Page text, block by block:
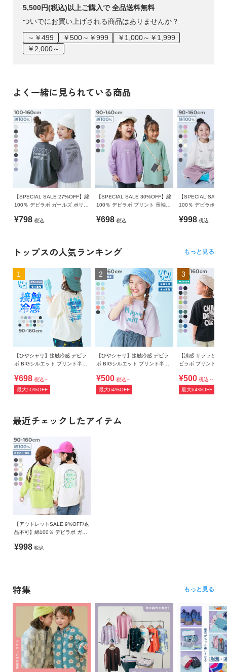
5,500円(税込)以上ご購入で 全品送料無料
ついでにお買い上げされる商品はありませんか？
～￥499
￥500～￥999
￥1,000～￥1,999
￥2,000～
よく一緒に見られている商品
【SPECIAL SALE 27%OFF】綿
100％ デビラボ ガールズ ボリュ
袖Ｔシャツ
¥798 税込
【SPECIAL SALE 30%OFF】綿
100％ デビラボ プリント 長袖チ
¥698 税込
【SPECIAL SALE
100％ デビラボ ガ
シャツ
¥998 税込
トップスの人気ランキング もっと見る
1
【ひやシャリ】接触冷感 デビラ
ボ BIGシルエット プリント半袖
¥698 税込～
最大50%OFF
2
【ひやシャリ】接触冷感 デビラ
ボ BIGシルエット プリント半袖
¥500 税込～
最大64%OFF
3
【涼感 サラッとメ
ビラボ プリント 半
¥500 税込～
最大64%OFF
最近チェックしたアイテム
【アウトレットSALE 9%OFF/返
品不可】綿100％ デビラボ ガー
リブ 長袖Tシャツ
¥998 税込
特集 もっと見る